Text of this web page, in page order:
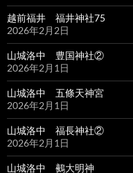
越前福井 福井神社75
2026年2月2日
山城洛中 豊国神社②
2026年2月1日
山城洛中 五條天神宮
2026年2月1日
山城洛中 福長神社②
2026年2月1日
山城洛中 鵺大明神